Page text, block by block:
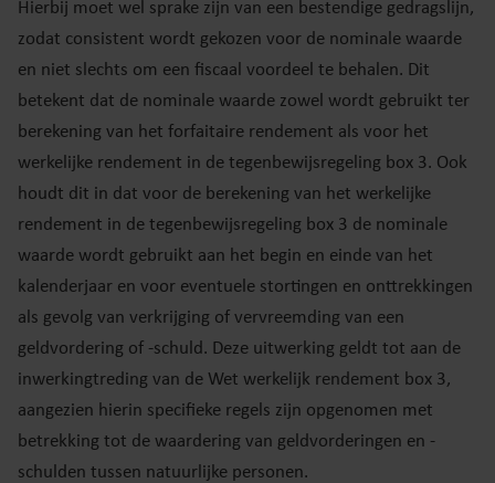
Hierbij moet wel sprake zijn van een bestendige gedragslijn,
zodat consistent wordt gekozen voor de nominale waarde
en niet slechts om een fiscaal voordeel te behalen. Dit
betekent dat de nominale waarde zowel wordt gebruikt ter
berekening van het forfaitaire rendement als voor het
werkelijke rendement in de tegenbewijsregeling box 3. Ook
houdt dit in dat voor de berekening van het werkelijke
rendement in de tegenbewijsregeling box 3 de nominale
waarde wordt gebruikt aan het begin en einde van het
kalenderjaar en voor eventuele stortingen en onttrekkingen
als gevolg van verkrijging of vervreemding van een
geldvordering of -schuld. Deze uitwerking geldt tot aan de
inwerkingtreding van de Wet werkelijk rendement box 3,
aangezien hierin specifieke regels zijn opgenomen met
betrekking tot de waardering van geldvorderingen en -
schulden tussen natuurlijke personen.